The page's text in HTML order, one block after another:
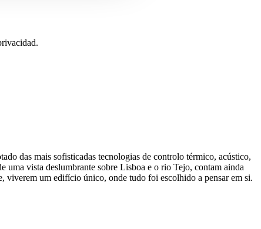
das mais sofisticadas tecnologias de controlo térmico, acústico,
uma vista deslumbrante sobre Lisboa e o rio Tejo, contam ainda
viverem um edifício único, onde tudo foi escolhido a pensar em si.